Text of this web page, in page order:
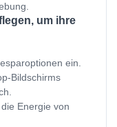
um ihre
ein.
Bildschirms
Energie von